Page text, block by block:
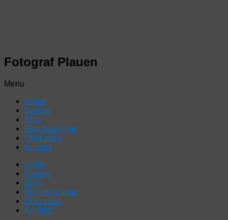
Fotograf Plauen
Menu
Home
Galerie
Blog
Foto download
Über mich
Kontakt
Home
Galerie
Blog
Foto download
Über mich
Kontakt